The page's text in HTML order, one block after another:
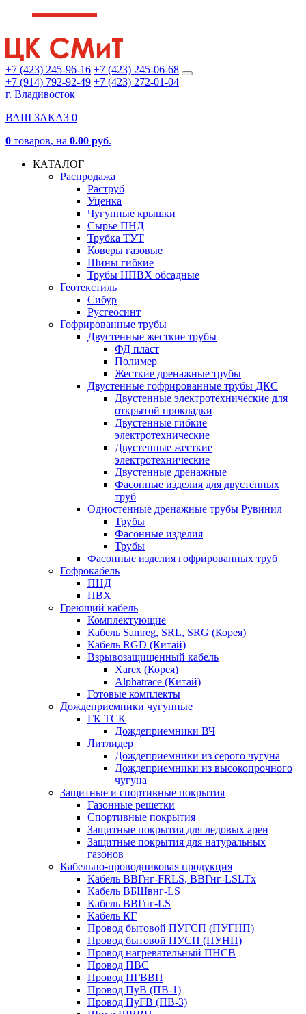
+7 (423) 245-96-16 +7 (423) 245-06-68
+7 (914) 792-92-49 +7 (423) 272-01-04
г. Владивосток
ВАШ ЗАКАЗ 0
0 товаров, на 0.00 руб.
КАТАЛОГ
Распродажа
Раструб
Уценка
Чугунные крышки
Сырье ПНД
Трубка ТУТ
Коверы газовые
Шины гибкие
Трубы НПВХ обсадные
Геотекстиль
Сибур
Русгеосинт
Гофрированные трубы
Двустенные жесткие трубы
ФД пласт
Полимер
Жесткие дренажные трубы
Двустенные гофрированные трубы ДКС
Двустенные электротехнические для
открытой прокладки
Двустенные гибкие
электротехнические
Двустенные жесткие
электротехнические
Двустенные дренажные
Фасонные изделия для двустенных
труб
Одностенные дренажные трубы Рувинил
Трубы
Фасонные изделия
Трубы
Фасонные изделия гофрированных труб
Гофрокабель
ПНД
ПВХ
Греющий кабель
Комплектующие
Кабель Samreg, SRL, SRG (Корея)
Кабель RGD (Китай)
Взрывозащищенный кабель
Xarex (Корея)
Alphatrace (Китай)
Готовые комплекты
Дождеприемники чугунные
ГК ТСК
Дождеприемники ВЧ
Литлидер
Дождеприемники из серого чугуна
Дождеприемники из высокопрочного
чугуна
Защитные и спортивные покрытия
Газонные решетки
Спортивные покрытия
Защитные покрытия для ледовых арен
Защитные покрытия для натуральных
газонов
Кабельно-проводниковая продукция
Кабель ВВГнг-FRLS, ВВГнг-LSLTx
Кабель ВБШвнг-LS
Кабель ВВГнг-LS
Кабель КГ
Провод бытовой ПУГСП (ПУГНП)
Провод бытовой ПУСП (ПУНП)
Провод нагревательный ПНСВ
Провод ПВС
Провод ПГВВП
Провод ПуВ (ПВ-1)
Провод ПуГВ (ПВ-3)